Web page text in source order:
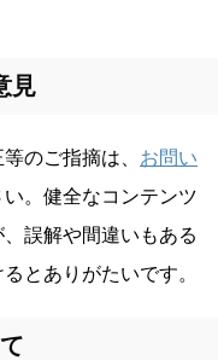
見
のご指摘は、 お問い
。健全なコンテンツ
誤解や間違いもある
とありがたいです。